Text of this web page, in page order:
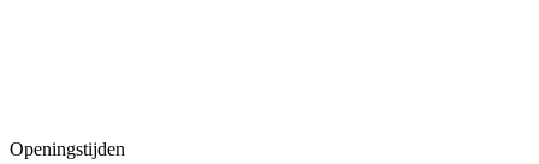
Openingstijden